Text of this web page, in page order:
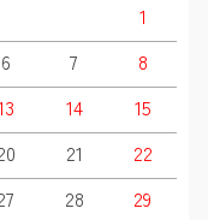
1
6 7
8
14
15
21
22
28
29